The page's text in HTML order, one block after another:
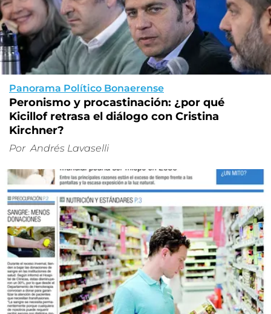
Panorama Político Bonaerense
Peronismo y procastinación: ¿por qué
Kicillof retrasa el diálogo con Cristina
Kirchner?
Por Andrés Lavaselli